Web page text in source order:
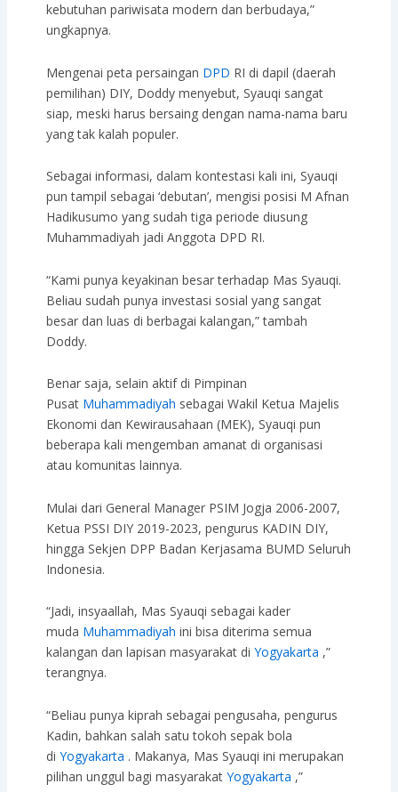
kebutuhan pariwisata modern dan berbudaya,”
ungkapnya.
Mengenai peta persaingan DPD RI di dapil (daerah
pemilihan) DIY, Doddy menyebut, Syauqi sangat
siap, meski harus bersaing dengan nama-nama baru
yang tak kalah populer.
Sebagai informasi, dalam kontestasi kali ini, Syauqi
pun tampil sebagai ‘debutan’, mengisi posisi M Afnan
Hadikusumo yang sudah tiga periode diusung
Muhammadiyah jadi Anggota DPD RI.
“Kami punya keyakinan besar terhadap Mas Syauqi.
Beliau sudah punya investasi sosial yang sangat
besar dan luas di berbagai kalangan,” tambah
Doddy.
Benar saja, selain aktif di Pimpinan
Pusat Muhammadiyah sebagai Wakil Ketua Majelis
Ekonomi dan Kewirausahaan (MEK), Syauqi pun
beberapa kali mengemban amanat di organisasi
atau komunitas lainnya.
Mulai dari General Manager PSIM Jogja 2006-2007,
Ketua PSSI DIY 2019-2023, pengurus KADIN DIY,
hingga Sekjen DPP Badan Kerjasama BUMD Seluruh
Indonesia.
“Jadi, insyaallah, Mas Syauqi sebagai kader
muda Muhammadiyah ini bisa diterima semua
kalangan dan lapisan masyarakat diYogyakarta ,”
terangnya.
“Beliau punya kiprah sebagai pengusaha, pengurus
Kadin, bahkan salah satu tokoh sepak bola
diYogyakarta . Makanya, Mas Syauqi ini merupakan
pilihan unggul bagi masyarakatYogyakarta ,”